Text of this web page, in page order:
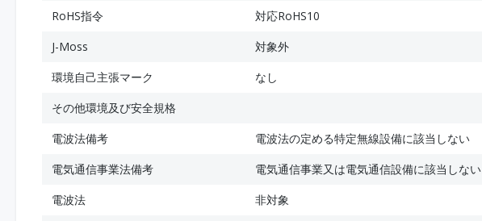
RoHS指令
対応RoHS10
J-Moss
対象外
環境自己主張マーク
なし
その他環境及び安全規格
電波法備考
電波法の定める特定無線設備に該当しない
電気通信事業法備考
電気通信事業又は電気通信設備に該当しない
電波法
非対象